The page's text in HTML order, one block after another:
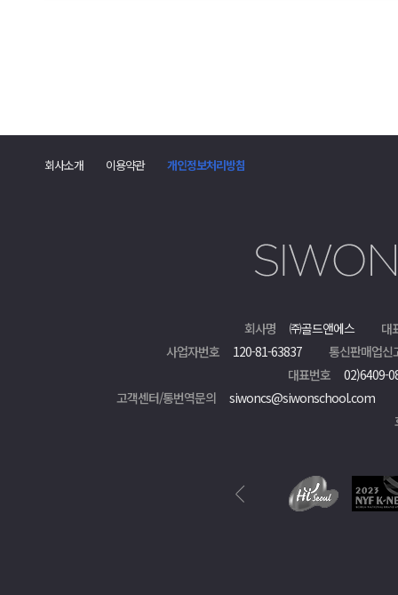
회사소개 이용약관 개인정보처리방침
회사명 ㈜골드앤에스
대
사업자번호
120-81-63837
통신판매업신
대표번호
02)6409-
고객센터/통번역문의
siwoncs@siwonschool.com